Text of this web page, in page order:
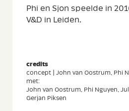
Phi en Sjon speelde in
V&D in Leiden.
credits
concept | John van Oostrum, Phi
met:
John van Oostrum, Phi Nguyen,
Gerjan Piksen